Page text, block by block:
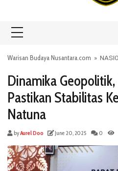
Warisan Budaya Nusantara.com »
Dinamika
Pastikan Stabilitas
Natuna
byAurel Doo June 20, 2025 0